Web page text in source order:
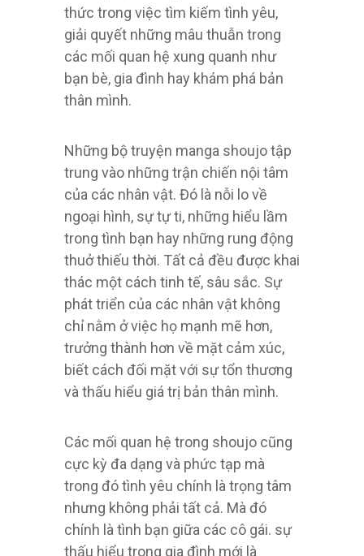
thức trong việc tìm kiếm tình yêu,
giải quyết những mâu thuẫn trong
các mối quan hệ xung quanh như
bạn bè, gia đình hay khám phá bản
thân mình.
Những bộ truyện manga shoujo tập
trung vào những trận chiến nội tâm
của các nhân vật. Đó là nỗi lo về
ngoại hình, sự tự ti, những hiểu lầm
trong tình bạn hay những rung động
thuở thiếu thời. Tất cả đều được khai
thác một cách tinh tế, sâu sắc. Sự
phát triển của các nhân vật không
chỉ nằm ở việc họ mạnh mẽ hơn,
trưởng thành hơn về mặt cảm xúc,
biết cách đối mặt với sự tổn thương
và thấu hiểu giá trị bản thân mình.
Các mối quan hệ trong shoujo cũng
cực kỳ đa dạng và phức tạp mà
trong đó tình yêu chính là trọng tâm
nhưng không phải tất cả. Mà đó
chính là tình bạn giữa các cô gái. sự
thấu hiểu trong gia đình mới là